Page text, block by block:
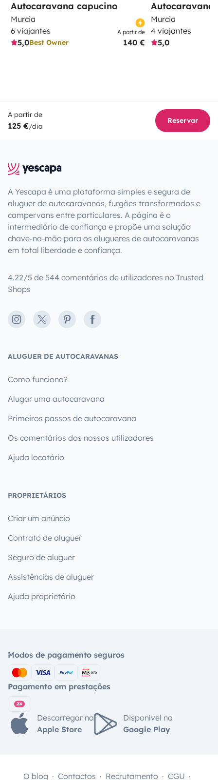
Autocaravana capucino
Murcia
6 viajantes
5,0Best Owner
A partir de
140 €
Autocaravana
Murcia
4 viajantes
5,0
A partir de
125 €/dia
Reservar
A Yescapa é uma plataforma simples e segura de
aluguer de autocaravanas, furgões transformados e
campervans entre particulares. A página é o
intermediário de confiança e propõe uma solução
chave-na-mão para os alugueres de autocaravanas
em total liberdade e confiança.
4.22/5 de 544 comentários de utilizadores no Trusted
Shops
Instagram
X PinterestFacebook
ALUGUER DE AUTOCARAVANAS
Como funciona?
Alugar uma autocaravana
Primeiros passos de autocaravana
Os comentários dos nossos utilizadores
Ajuda locatário
PROPRIETÁRIOS
Criar um anúncio
Contrato de aluguer
Seguro de aluguer
Assistências de aluguer
Ajuda proprietário
Modos de pagamento seguros
Pagamento em prestações
Descarregar na
Apple Store
Disponível na
Google Play
O blog Contactos Recrutamento CGU